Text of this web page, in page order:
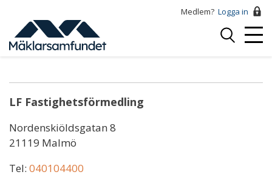
huvudinnehåll
Medlem? Logga in
Logga
Mohammad Omran
LF Fastighetsförmedling
Nordenskiöldsgatan 8
21119 Malmö
Tel: 040104400